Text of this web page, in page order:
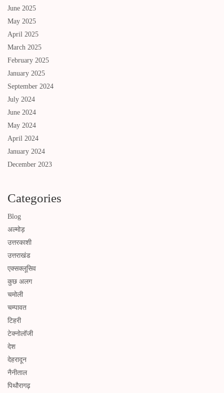
June 2025
May 2025
April 2025
March 2025
February 2025
January 2025
September 2024
July 2024
June 2024
May 2024
April 2024
January 2024
December 2023
Categories
Blog
अल्मोड़
उत्तरकाशी
उत्तराखंड
एक्सक्लूसिव
कुछ अलग
चमोली
चम्पावत
टिहरी
टेक्नोलॉजी
देश
देहरादून
नैनीताल
पिथौरागढ़